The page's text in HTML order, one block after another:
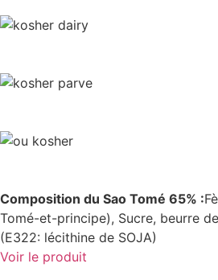
Composition du Sao Tomé 65% :
Tomé-et-principe), Sucre, beurre
(E322: lécithine de SOJA)
Voir le produit